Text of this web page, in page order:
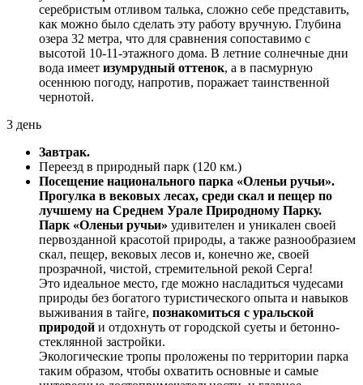
серебристым отливом талька, сложно себе представить,
как можно было сделать эту работу вручную. Глубина
озера 32 метра, что для сравнения сопоставимо с
высотой 10-11-этажного дома. В летние солнечные дни
вода имеет изумрудный оттенок, а в пасмурную
осеннюю погоду, напротив, поражает таинственной
чернотой.
3 день
Завтрак.
Переезд в природный парк (120 км.)
Посещение национального парка «Оленьи ручьи».
Прогулка в вековых лесах, среди скал и пещер по
лучшему на Среднем Урале Природному Парку.
Парк «Оленьи ручьи» удивителен и уникален своей
первозданной красотой природы, а также разнообразием
скал, пещер, вековых лесов и, конечно же, своей
прозрачной, чистой, стремительной рекой Серга!
Это идеальное место, где можно насладиться чудесами
природы без богатого туристического опыта и навыков
выживания в тайге, познакомиться с уральской
природой и отдохнуть от городской суеты и бетонно-
стеклянной застройки.
Экологические тропы проложены по территории парка
таким образом, чтобы охватить основные и самые